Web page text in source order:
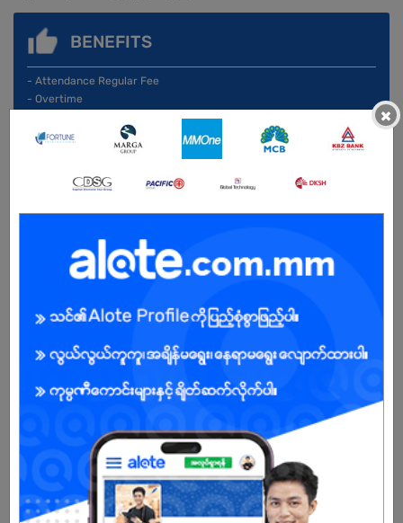
BENEFITS
- Attendance Regular Fee
- Overtime
Open To : Male/Female
Already Expired
×